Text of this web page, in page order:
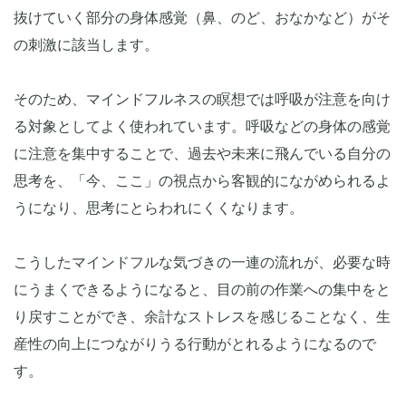
抜けていく部分の身体感覚（鼻、のど、おなかなど）がそ
の刺激に該当します。
そのため、マインドフルネスの瞑想では呼吸が注意を向け
る対象としてよく使われています。呼吸などの身体の感覚
に注意を集中することで、過去や未来に飛んでいる自分の
思考を、「今、ここ」の視点から客観的にながめられるよ
うになり、思考にとらわれにくくなります。
こうしたマインドフルな気づきの一連の流れが、必要な時
にうまくできるようになると、目の前の作業への集中をと
り戻すことができ、余計なストレスを感じることなく、生
産性の向上につながりうる行動がとれるようになるので
す。